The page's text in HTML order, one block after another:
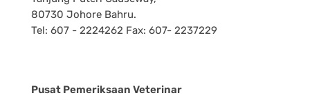
80730 Johore Bahru.
Tel: 607 - 2224262 Fax: 607- 2237229
Pusat Pemeriksaan Veterinar